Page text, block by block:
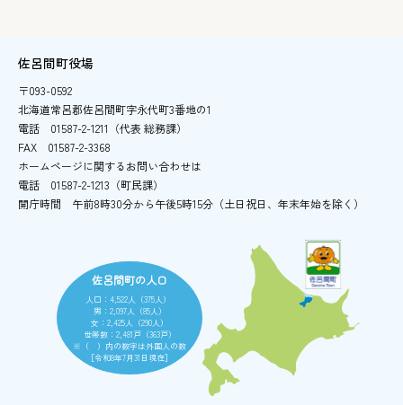
佐呂間町役場
〒093-0592
北海道常呂郡佐呂間町字永代町3番地の1
電話
01587-2-1211（代表 総務課）
FAX
01587-2-3368
ホームページに関するお問い合わせは
電話
01587-2-1213（町民課）
開庁時間
午前8時30分から午後5時15分 （土日祝日、年末年始を除く）
佐呂間町の人口
人口：4,522人（375人）
男：2,097人（85人）
女：2,425人（290人）
世帯数：2,481戸（363戸）
※（ ）内の数字は外国人の数
［令和8年7月31日現在］